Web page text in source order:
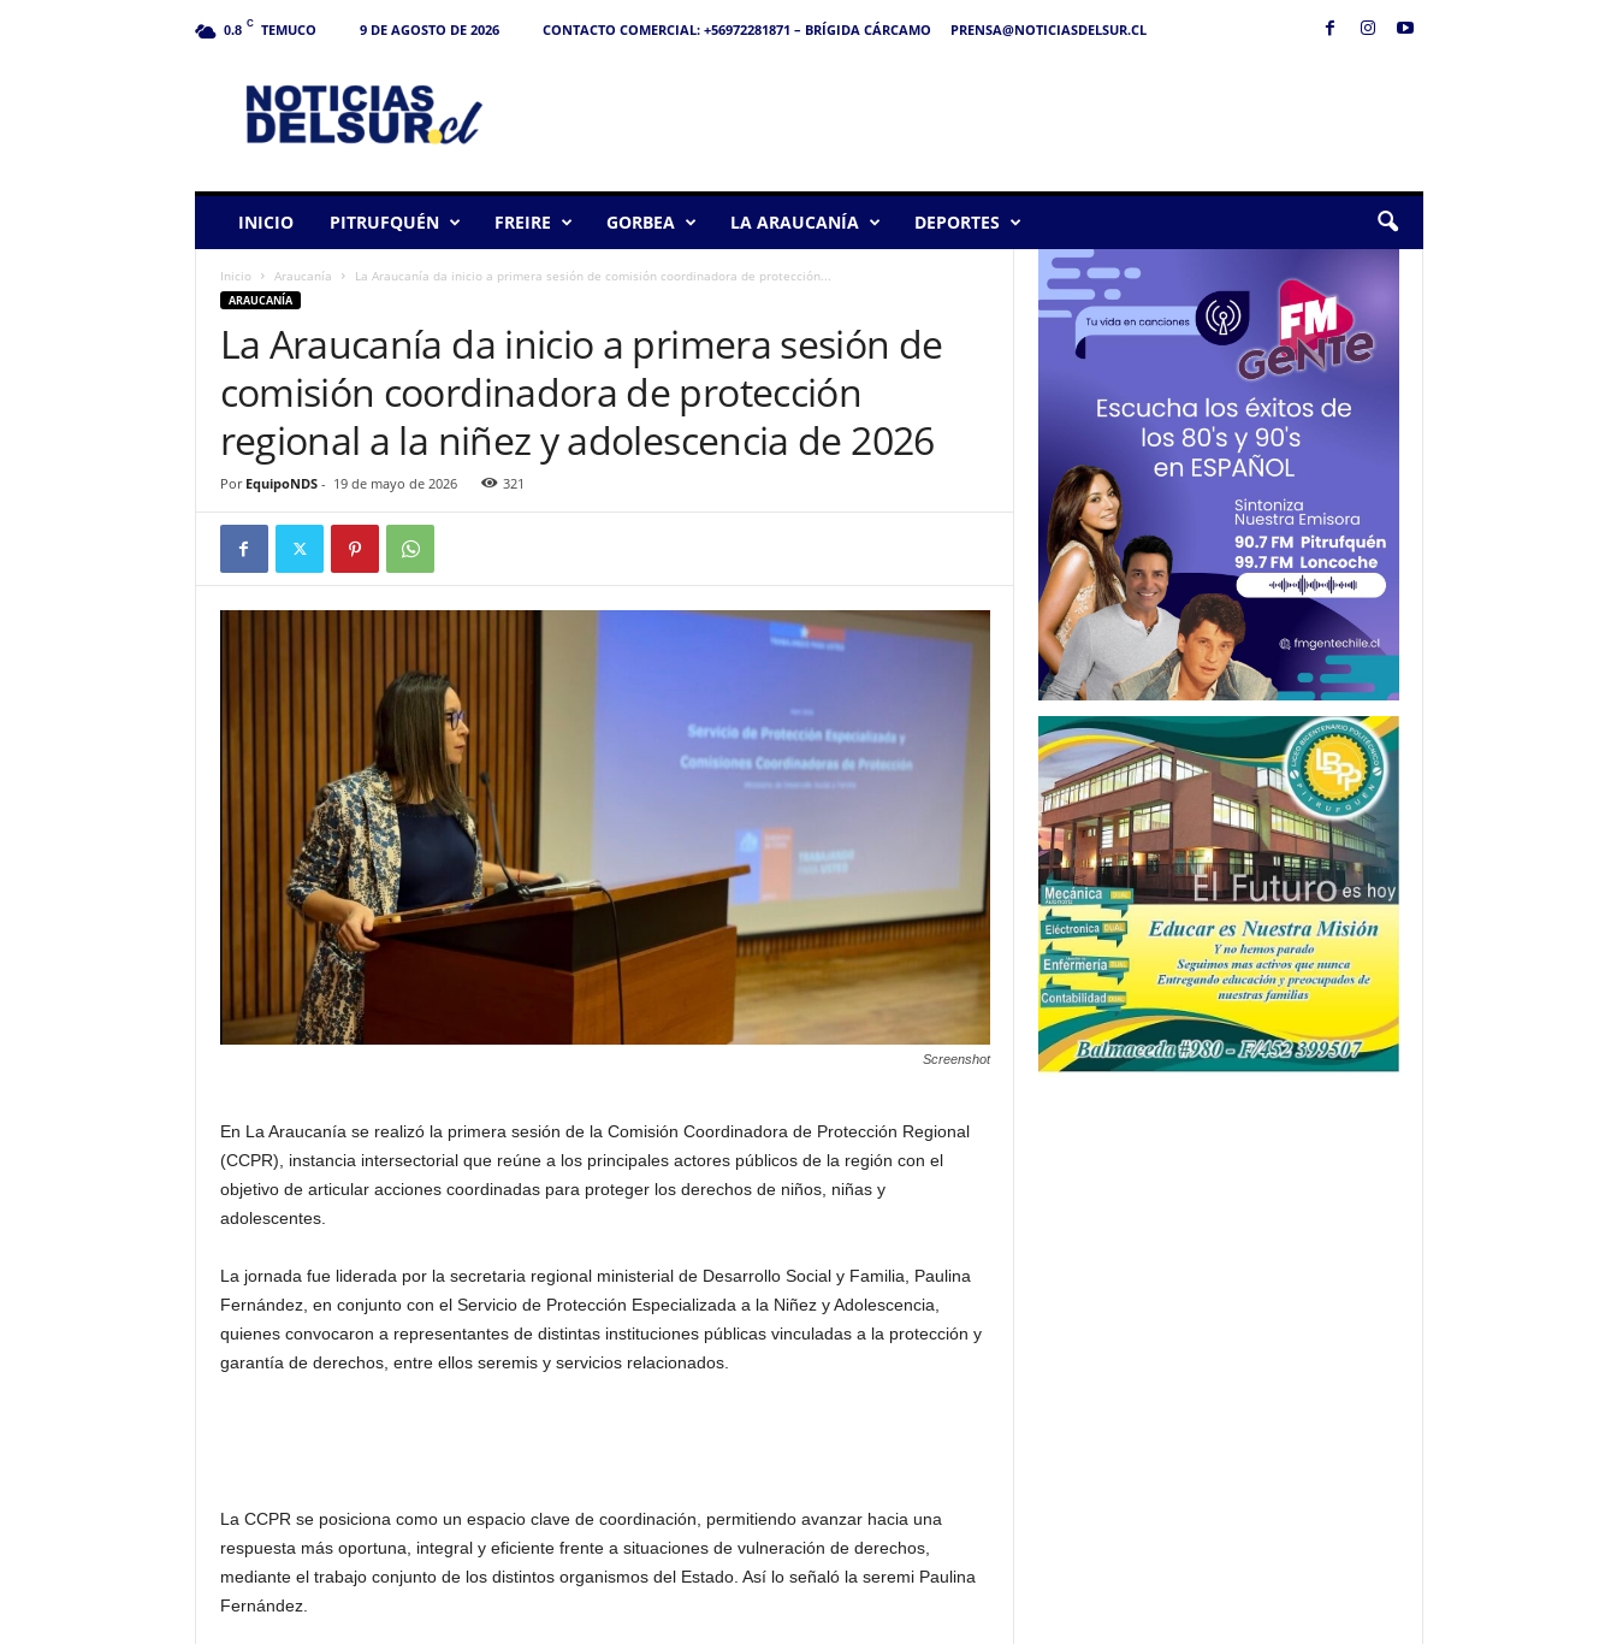
0.8 C TEMUCO 9 DE AGOSTO DE 2026 CONTACTO COMERCIAL: +56972281871 – BRÍGIDA CÁRCAMO
PRENSA@NOTICIASDELSUR.CL
INICIO PITRUFQUÉN FREIRE GORBEA LA ARAUCANÍA DEPORTES
Inicio Araucanía La Araucanía da inicio a primera sesión de comisión coordinadora de protección...
ARAUCANÍA
La Araucanía da inicio a primera sesión de
comisión coordinadora de protección
regional a la niñez y adolescencia de 2026
Por EquipoNDS- 19 de mayo de 2026 321
Screenshot
En La Araucanía se realizó la primera sesión de la Comisión Coordinadora de Protección Regional
(CCPR), instancia intersectorial que reúne a los principales actores públicos de la región con el
objetivo de articular acciones coordinadas para proteger los derechos de niños, niñas y
adolescentes.
La jornada fue liderada por la secretaria regional ministerial de Desarrollo Social y Familia, Paulina
Fernández, en conjunto con el Servicio de Protección Especializada a la Niñez y Adolescencia,
quienes convocaron a representantes de distintas instituciones públicas vinculadas a la protección y
garantía de derechos, entre ellos seremis y servicios relacionados.
La CCPR se posiciona como un espacio clave de coordinación, permitiendo avanzar hacia una
respuesta más oportuna, integral y eficiente frente a situaciones de vulneración de derechos,
mediante el trabajo conjunto de los distintos organismos del Estado. Así lo señaló la seremi Paulina
Fernández.